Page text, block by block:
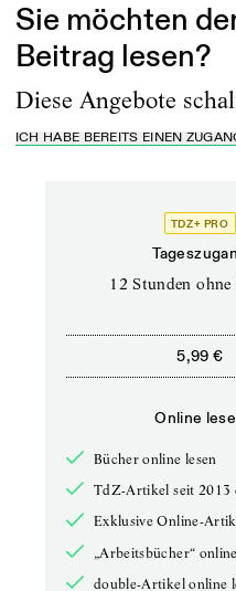
Sie möchten
Beitrag lesen?
Diese Angebote
ICH HABE BEREITS EINEN
TDZ+ PRO
12 Stunden ohne
5,99 €
Online
Bücher online lesen
TdZ-Artikel seit 2013
Exklusive Online-
„Arbeitsbücher“
double-Artikel online